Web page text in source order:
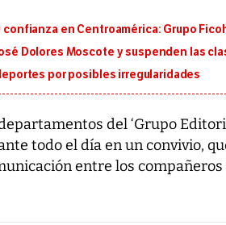
en Centroamérica: Grupo
Dolores Moscote y suspenden las
por posibles irregularidades
del ‘Grupo
todo el día en un convivio,
entre los compañeros
da Silva, oficializó este
candidatura...